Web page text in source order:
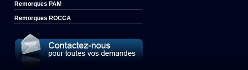
Remorques PAM
Remorques ROCCA